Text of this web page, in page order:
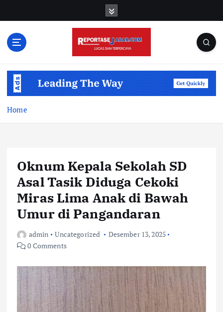
Home
Oknum Kepala Sekolah SD
Asal Tasik Diduga Cekoki
Miras Lima Anak di Bawah
Umur di Pangandaran
admin Uncategorized
Desember 13, 2025
0 Comments